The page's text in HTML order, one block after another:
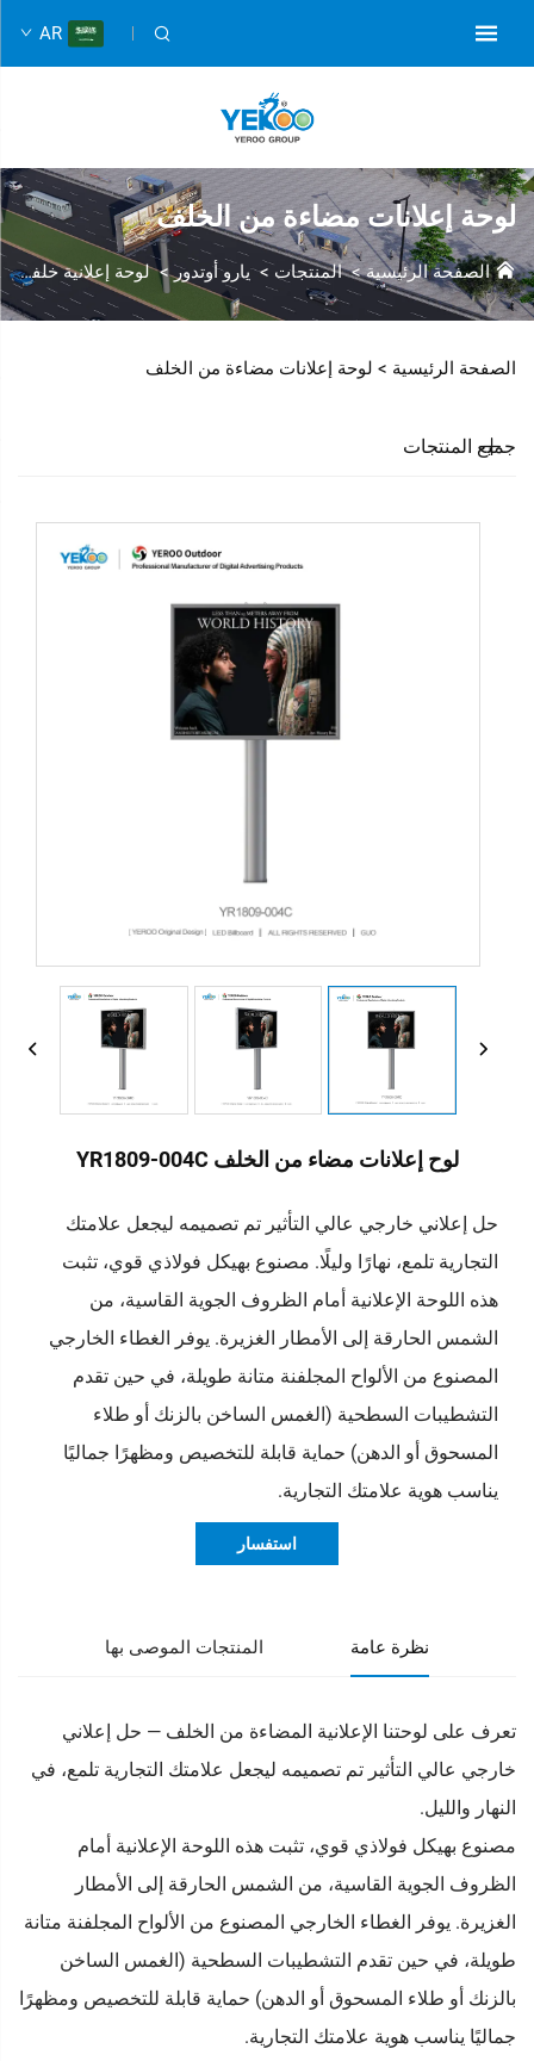
AR
لوحة إعلانات مضاءة من الخلف
الصفحة الرئيسية>المنتجات>يارو أوتدور>لوحة إعلانية خلفية مضاءة
الصفحة الرئيسية > لوحة إعلانات مضاءة من الخلف
جميع المنتجات
لوح إعلانات مضاء من الخلف YR1809-004C
حل إعلاني خارجي عالي التأثير تم تصميمه ليجعل علامتك
التجارية تلمع، نهارًا وليلًا. مصنوع بهيكل فولاذي قوي، تثبت
هذه اللوحة الإعلانية أمام الظروف الجوية القاسية، من
الشمس الحارقة إلى الأمطار الغزيرة. يوفر الغطاء الخارجي
المصنوع من الألواح المجلفنة متانة طويلة، في حين تقدم
التشطيبات السطحية (الغمس الساخن بالزنك أو طلاء
المسحوق أو الدهن) حماية قابلة للتخصيص ومظهرًا جماليًا
يناسب هوية علامتك التجارية.
استفسار
نظرة عامة المنتجات الموصى بها
تعرف على لوحتنا الإعلانية المضاءة من الخلف — حل إعلاني
خارجي عالي التأثير تم تصميمه ليجعل علامتك التجارية تلمع، في
النهار والليل.
مصنوع بهيكل فولاذي قوي، تثبت هذه اللوحة الإعلانية أمام
الظروف الجوية القاسية، من الشمس الحارقة إلى الأمطار
الغزيرة. يوفر الغطاء الخارجي المصنوع من الألواح المجلفنة متانة
طويلة، في حين تقدم التشطيبات السطحية (الغمس الساخن
بالزنك أو طلاء المسحوق أو الدهن) حماية قابلة للتخصيص ومظهرًا
جماليًا يناسب هوية علامتك التجارية.